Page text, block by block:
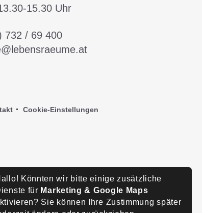
15.30 Uhr
732 / 69 400
Cookie-Einstellungen
Könnten wir bitte einige zusätzliche
für Marketing & Google Maps
Sie können Ihre Zustimmung später